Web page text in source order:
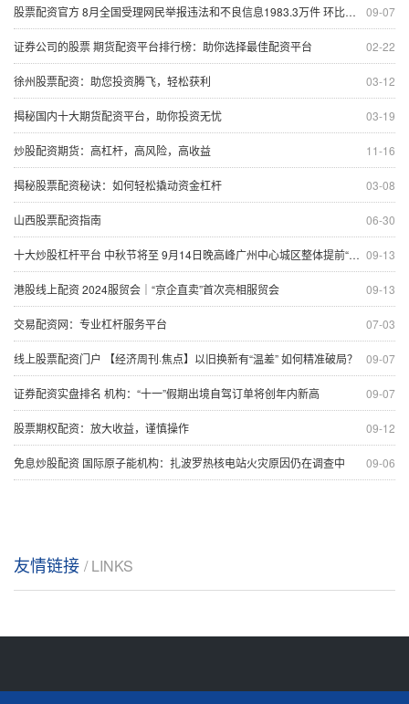
09-07
股票配资官方 8月全国受理网民举报违法和不良信息1983.3万件 环比增长4.2%
02-22
证券公司的股票 期货配资平台排行榜：助你选择最佳配资平台
03-12
徐州股票配资：助您投资腾飞，轻松获利
03-19
揭秘国内十大期货配资平台，助你投资无忧
11-16
炒股配资期货：高杠杆，高风险，高收益
03-08
揭秘股票配资秘诀：如何轻松撬动资金杠杆
06-30
山西股票配资指南
09-13
十大炒股杠杆平台 中秋节将至 9月14日晚高峰广州中心城区整体提前“中度拥堵”
09-13
港股线上配资 2024服贸会｜“京企直卖”首次亮相服贸会
07-03
交易配资网：专业杠杆服务平台
09-07
线上股票配资门户 【经济周刊·焦点】以旧换新有“温差” 如何精准破局？
09-07
证券配资实盘排名 机构：“十一”假期出境自驾订单将创年内新高
09-12
股票期权配资：放大收益，谨慎操作
09-06
免息炒股配资 国际原子能机构：扎波罗热核电站火灾原因仍在调查中
友情链接 / LINKS